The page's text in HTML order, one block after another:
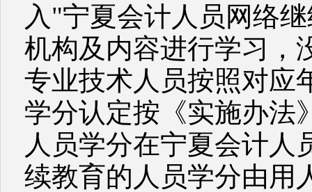
入"宁夏会计人员网络
机构及内容进行学习，
专业技术人员按照对应
学分认定按《实施办法
人员学分在宁夏会计人
续教育的人员学分由用